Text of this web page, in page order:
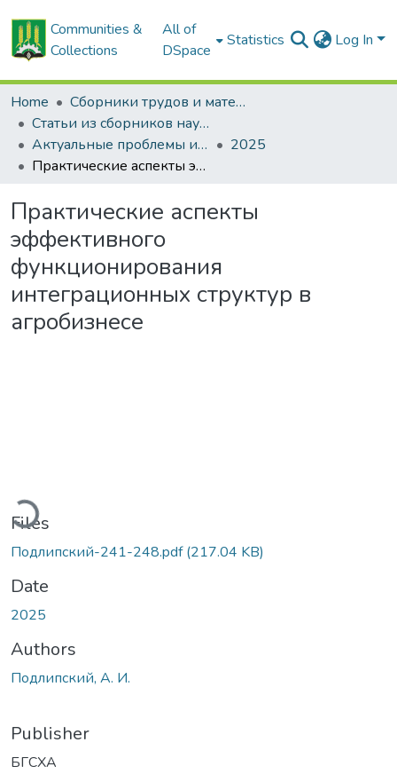
Communities &
Collections
All of
DSpace
Statistics Log In
Home
Сборники трудов и материалов конференций
Статьи из сборников научных трудов
Актуальные проблемы инновационного развития агропромышленного комплекса Беларуси
2025
Практические аспекты эффективного функционирования интеграционных структур в агробизнесе
Практические аспекты
эффективного
функционирования
интеграционных структур в
агробизнесе
Files
Подлипский-241-248.pdf(217.04 KB)
Date
2025
Authors
Подлипский, А. И.
Publisher
БГСХА